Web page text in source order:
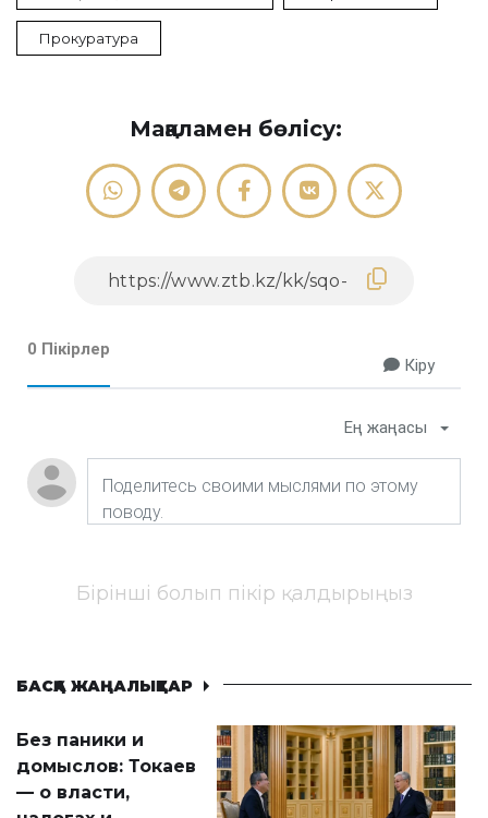
Прокуратура
Мақаламен бөлісу:
0 Пікірлер
Кіру
Ең жаңасы
Бірінші болып пікір қалдырыңыз
БАСҚА ЖАҢАЛЫҚТАР
Без паники и
домыслов: Токаев
— о власти,